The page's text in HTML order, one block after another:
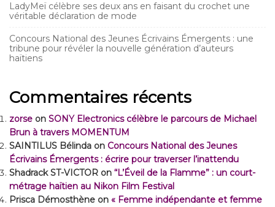
LadyMeï célèbre ses deux ans en faisant du crochet une
véritable déclaration de mode
Concours National des Jeunes Écrivains Émergents : une
tribune pour révéler la nouvelle génération d’auteurs
haïtiens
Commentaires récents
zorse on SONY Electronics célèbre le parcours de Michael
Brun à travers MOMENTUM
SAINTILUS Bélinda on Concours National des Jeunes
Écrivains Émergents : écrire pour traverser l’inattendu
Shadrack ST-VICTOR on “L’Éveil de la Flamme” : un court-
métrage haïtien au Nikon Film Festival
Prisca Démosthène on « Femme indépendante et femme